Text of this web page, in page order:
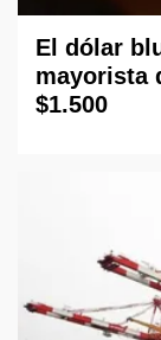
El dólar
mayorista
$1.500